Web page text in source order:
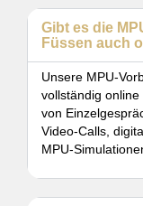
Gibt es die
Füssen auch
Unsere MPU-
vollständig
von
Video-Calls,
MPU-